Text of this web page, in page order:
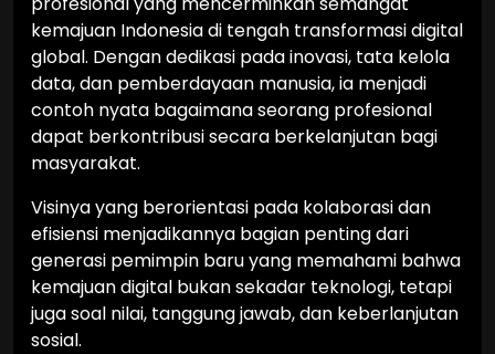
kemajuan Indonesia di tengah transformasi digital
global. Dengan dedikasi pada inovasi, tata kelola
data, dan pemberdayaan manusia, ia menjadi
contoh nyata bagaimana seorang profesional
dapat berkontribusi secara berkelanjutan bagi
masyarakat.
Visinya yang berorientasi pada kolaborasi dan
efisiensi menjadikannya bagian penting dari
generasi pemimpin baru yang memahami bahwa
kemajuan digital bukan sekadar teknologi, tetapi
juga soal nilai, tanggung jawab, dan keberlanjutan
sosial.